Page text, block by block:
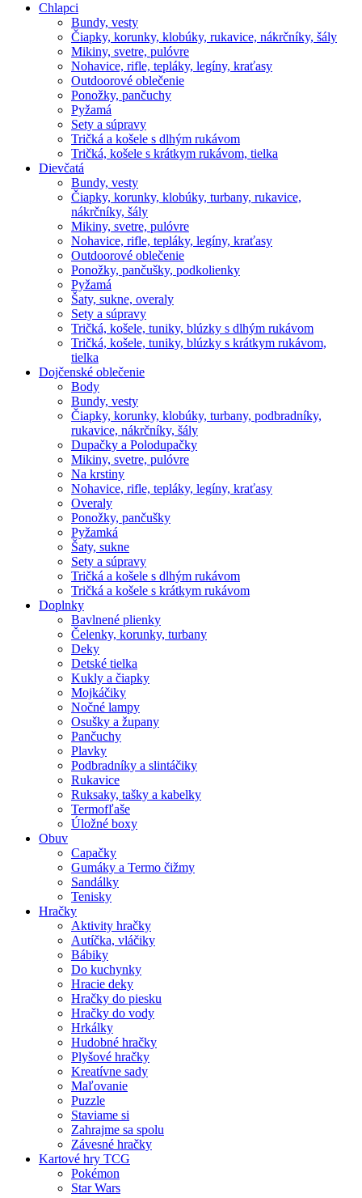
Chlapci
Bundy, vesty
Čiapky, korunky, klobúky, rukavice, nákrčníky, šály
Mikiny, svetre, pulóvre
Nohavice, rifle, tepláky, legíny, kraťasy
Outdoorové oblečenie
Ponožky, pančuchy
Pyžamá
Sety a súpravy
Tričká a košele s dlhým rukávom
Tričká, košele s krátkym rukávom, tielka
Dievčatá
Bundy, vesty
Čiapky, korunky, klobúky, turbany, rukavice,
nákrčníky, šály
Mikiny, svetre, pulóvre
Nohavice, rifle, tepláky, legíny, kraťasy
Outdoorové oblečenie
Ponožky, pančušky, podkolienky
Pyžamá
Šaty, sukne, overaly
Sety a súpravy
Tričká, košele, tuniky, blúzky s dlhým rukávom
Tričká, košele, tuniky, blúzky s krátkym rukávom,
tielka
Dojčenské oblečenie
Body
Bundy, vesty
Čiapky, korunky, klobúky, turbany, podbradníky,
rukavice, nákrčníky, šály
Dupačky a Polodupačky
Mikiny, svetre, pulóvre
Na krstiny
Nohavice, rifle, tepláky, legíny, kraťasy
Overaly
Ponožky, pančušky
Pyžamká
Šaty, sukne
Sety a súpravy
Tričká a košele s dlhým rukávom
Tričká a košele s krátkym rukávom
Doplnky
Bavlnené plienky
Čelenky, korunky, turbany
Deky
Detské tielka
Kukly a čiapky
Mojkáčiky
Nočné lampy
Osušky a župany
Pančuchy
Plavky
Podbradníky a slintáčiky
Rukavice
Ruksaky, tašky a kabelky
Termofľaše
Úložné boxy
Obuv
Capačky
Gumáky a Termo čižmy
Sandálky
Tenisky
Hračky
Aktivity hračky
Autíčka, vláčiky
Bábiky
Do kuchynky
Hracie deky
Hračky do piesku
Hračky do vody
Hrkálky
Hudobné hračky
Plyšové hračky
Kreatívne sady
Maľovanie
Puzzle
Staviame si
Zahrajme sa spolu
Závesné hračky
Kartové hry TCG
Pokémon
Star Wars